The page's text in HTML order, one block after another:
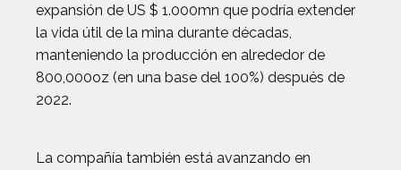
expansión de US $ 1.000mn que podría extender
la vida útil de la mina durante décadas,
manteniendo la producción en alrededor de
800,000oz (en una base del 100%) después de
2022.
La compañía también está avanzando en